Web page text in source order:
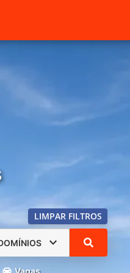
LIMPAR FILTROS